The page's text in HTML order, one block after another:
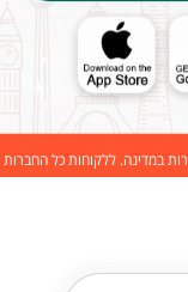
במדינה. ללקוחות כל החברות